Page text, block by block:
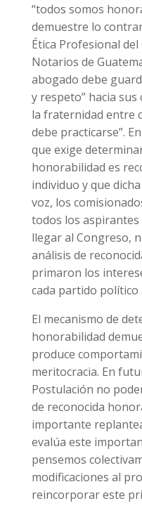
“todos somos
demuestre lo
Ética Profesional
Notarios de
abogado debe
y respeto” hacia
la fraternidad entre
debe practicarse”.
que exige
honorabilidad es
individuo y que
voz, los
todos los aspirantes
llegar al Congreso,
análisis de
primaron los
cada partido político
El mecanismo de
honorabilidad
produce
meritocracia. En
Postulación no
de reconocida
importante
evalúa este
pensemos
modificaciones al
reincorporar este